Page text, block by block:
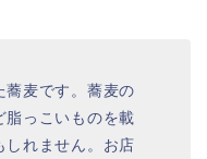
蕎麦です。蕎麦の
っこいものを載
しれません。お店